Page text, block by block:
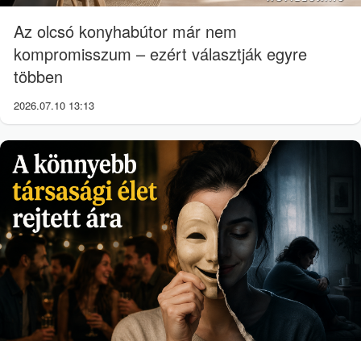
Az olcsó konyhabútor már nem
kompromisszum – ezért választják egyre
többen
2026.07.10 13:13